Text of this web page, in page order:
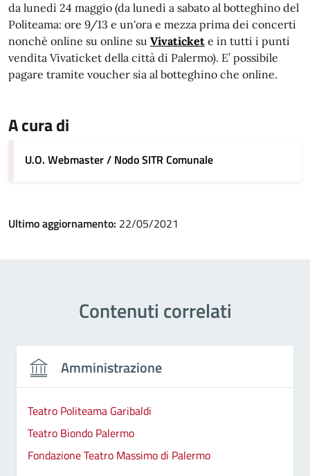
da lunedì 24 maggio (da lunedì a sabato al botteghino del
Politeama: ore 9/13 e un'ora e mezza prima dei concerti
nonchè online su online su Vivaticket e in tutti i punti
vendita Vivaticket della città di Palermo). E’ possibile
pagare tramite voucher sia al botteghino che online.
A cura di
U.O. Webmaster / Nodo SITR Comunale
Ultimo aggiornamento: 22/05/2021
Contenuti correlati
Amministrazione
Teatro Politeama Garibaldi
Teatro Biondo Palermo
Fondazione Teatro Massimo di Palermo